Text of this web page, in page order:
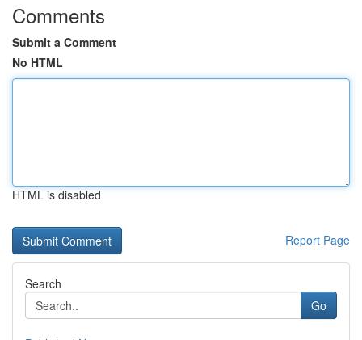
Comments
Submit a Comment
No HTML
HTML is disabled
Report Page
Search
Go